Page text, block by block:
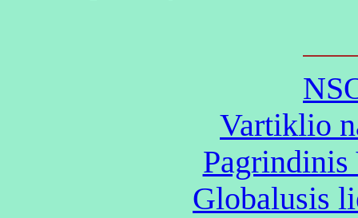
Vartiklio
Globalusis